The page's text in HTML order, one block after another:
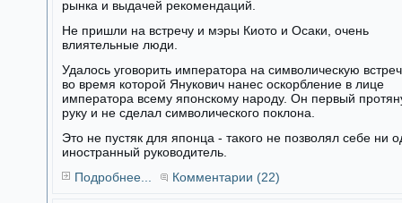
рынка и выдачей рекомендаций.
Не пришли на встречу и мэры Киото и Осаки, очень
влиятельные люди.
Удалось уговорить императора на символическую
во время которой Янукович нанес оскорбление в лице
императора всему японскому народу. Он первый
руку и не сделал символического поклона.
Это не пустяк для японца - такого не позволял себе ни
иностранный руководитель.
Подробнее...
Комментарии (22)